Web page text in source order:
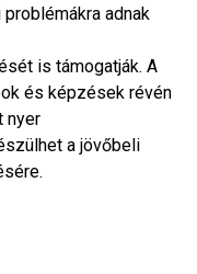
adnak
is támogatják. A
és képzések révén
nyer
a jövőbeli